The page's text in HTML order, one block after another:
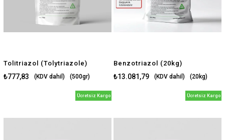
Tolitriazol (Tolytriazole)
₺777,83 (KDV dahil) (500gr)
(500gr)
Benzotriazol (20kg)
₺13.081,79 (KDV dahil) (20kg)
(20kg)
Ücretsiz Kargo Ücretsiz Kargo